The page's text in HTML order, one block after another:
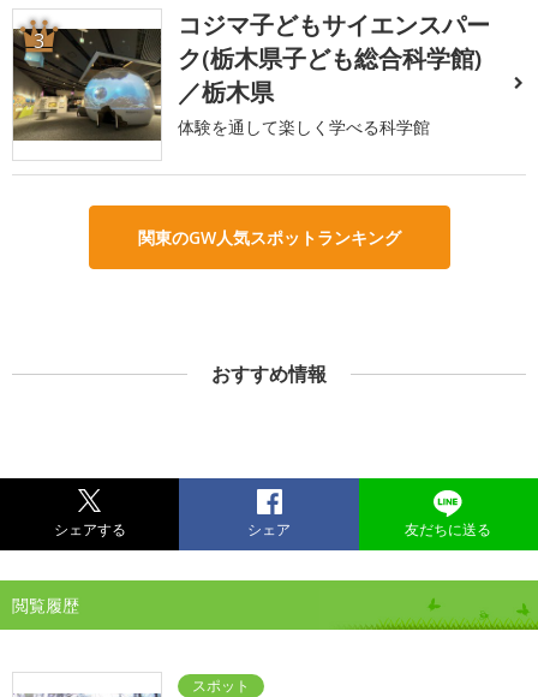
3
コジマ子どもサイエンスパー
ク(栃木県子ども総合科学館)
／栃木県
体験を通して楽しく学べる科学館
関東のGW人気スポットランキング
おすすめ情報
シェアする シェア 友だちに送る
閲覧履歴